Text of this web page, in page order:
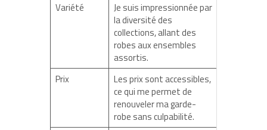
Variété
Je suis impressionnée par
la diversité des
collections, allant des
robes aux ensembles
assortis.
Prix
Les prix sont accessibles,
ce qui me permet de
renouveler ma garde-
robe sans culpabilité.